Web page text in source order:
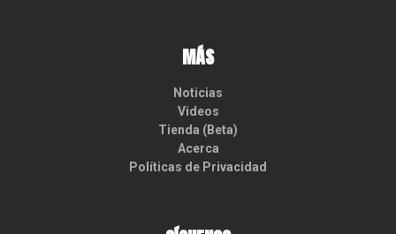
MÁS
Noticias
Videos
Tienda (Beta)
Acerca
Políticas de Privacidad